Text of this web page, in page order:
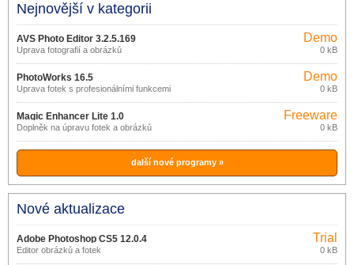
Nejnovější v kategorii
AVS Photo Editor 3.2.5.169
Úprava fotografií a obrázků
Demo
0 kB
PhotoWorks 16.5
Úprava fotek s profesionálními funkcemi
Demo
0 kB
Magic Enhancer Lite 1.0
Doplněk na úpravu fotek a obrázků
Freeware
0 kB
další nové programy »
Nové aktualizace
Adobe Photoshop CS5 12.0.4
Editor obrázků a fotek
Trial
0 kB